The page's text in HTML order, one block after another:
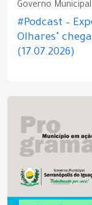
Governo Municipal
#Podcast –
Olhares"
(17.07.2026)